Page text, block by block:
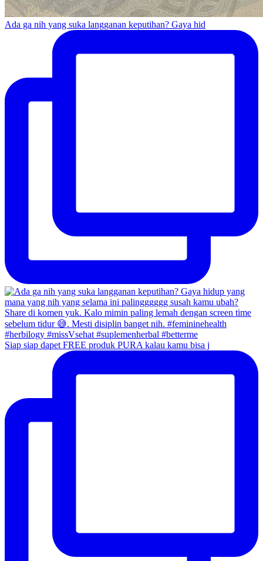
Ada ga nih yang suka langganan keputihan? Gaya hid
Siap siap dapet FREE produk PURA kalau kamu bisa j